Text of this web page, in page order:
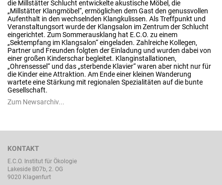
die Millstätter Schlucht entwickelte akustische Möbel, die
„Millstätter Klangmöbel“, ermöglichen dem Gast den genussvollen
Aufenthalt in den wechselnden Klangkulissen. Als Treffpunkt und
Veranstaltungsort wurde der Klangsalon im Zentrum der Schlucht
eingerichtet. Zum Sommerausklang hat E.C.O. zu einem
„Sektempfang im Klangsalon“ eingeladen. Zahlreiche Kollegen,
Partner und Freunden folgten der Einladung und wurden dabei von
einer großen Kinderschar begleitet. Klanginstallationen,
„Ohrensessel“ und das „sterbende Klavier“ waren aber nicht nur für
die Kinder eine Attraktion. Am Ende einer kleinen Wanderung
wartete eine Stärkung mit regionalen Spezialitäten auf die bunte
Gesellschaft.
Zum Newsarchiv...
KONTAKT
E.C.O. Institut für Ökologie
Lakeside B07b, 2. OG
9020 Klagenfurt